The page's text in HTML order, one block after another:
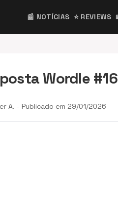
📰 NOTÍCIAS ⭐ REVIEWS
Wordle
A. - Publicado em 29/01/2026